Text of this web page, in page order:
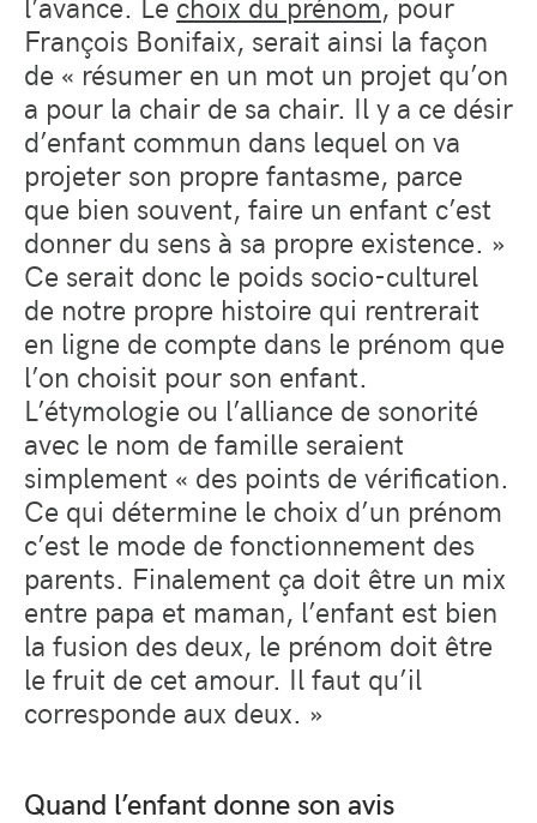
François Bonifaix, serait ainsi la façon
de « résumer en un mot un projet qu’on
a pour la chair de sa chair. Il y a ce désir
d’enfant commun dans lequel on va
projeter son propre fantasme, parce
que bien souvent, faire un enfant c’est
donner du sens à sa propre existence. »
Ce serait donc le poids socio-culturel
de notre propre histoire qui rentrerait
en ligne de compte dans le prénom que
l’on choisit pour son enfant.
L’étymologie ou l’alliance de sonorité
avec le nom de famille seraient
simplement « des points de vérification.
Ce qui détermine le choix d’un prénom
c’est le mode de fonctionnement des
parents. Finalement ça doit être un mix
entre papa et maman, l’enfant est bien
la fusion des deux, le prénom doit être
le fruit de cet amour. Il faut qu’il
corresponde aux deux. »
Quand l’enfant donne son avis